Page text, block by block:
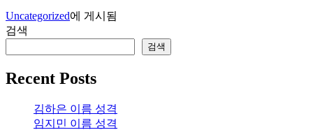
Uncategorized에 게시됨
검색
검색
Recent Posts
김하은 이름 성격
임지민 이름 성격